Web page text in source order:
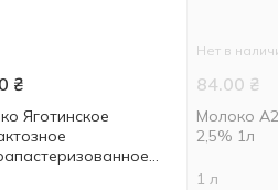
₴
Яготинское
Нет в
84.00 ₴
Молоко
2,5% 1л
1 л